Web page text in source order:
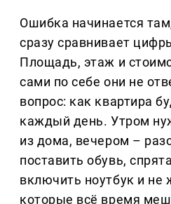
Ошибка начинается
сразу сравнивает
Площадь, этаж и
сами по себе они не
вопрос: как квартира
каждый день. Утром
из дома, вечером –
поставить обувь,
включить ноутбук и не
которые всё время